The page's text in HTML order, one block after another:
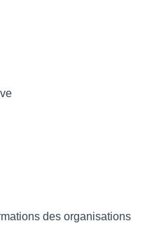
des organisations